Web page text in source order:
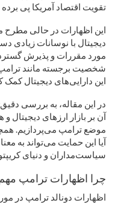
تقویت اقتصاد آمریکا پی
این اظهارات در حالی مطرح
دیجیتال با نوسانات زیادی
مورد مقررات و پذیرش
شخصیت برجسته مانند ترامپ
این دارایی‌های دیجیتال کمک
در این مقاله، به بررسی
آن بر بازار ارزهای دیجیتال
موضع ترامپ می‌پردازیم.
آیا این حمایت می‌تواند به
سیاست‌مداران و دنیای
چرا اظهارات ترامپ
اظهارات دونالد ترامپ در